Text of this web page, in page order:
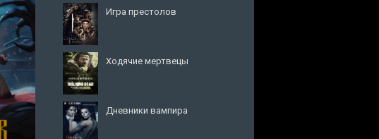
Игра престолов
Ходячие мертвецы
Дневники вампира